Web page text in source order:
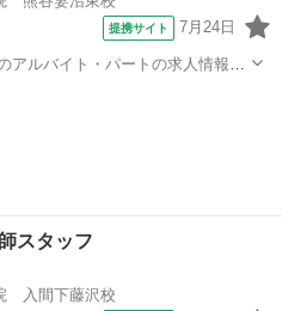
提携サイト 7月24日
アルバイト・パートの求人情報
スタッフ
入間下藤沢校